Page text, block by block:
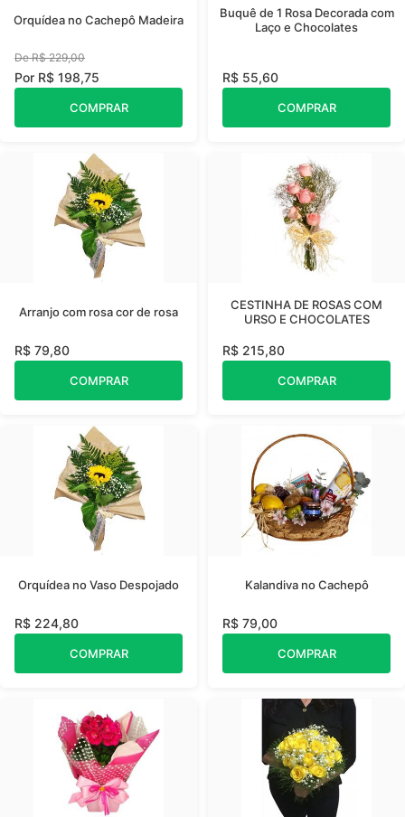
Orquídea no Cachepô Madeira
De R$ 229,00
Por R$ 198,75
COMPRAR
Buquê de 1 Rosa Decorada com
Laço e Chocolates
R$ 55,60
COMPRAR
Arranjo com rosa cor de rosa
R$ 79,80
COMPRAR
CESTINHA DE ROSAS COM
URSO E CHOCOLATES
R$ 215,80
COMPRAR
Orquídea no Vaso Despojado
R$ 224,80
COMPRAR
Kalandiva no Cachepô
R$ 79,00
COMPRAR